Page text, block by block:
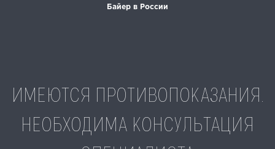
Байер в России
ИМЕЮТСЯ ПРОТИВОПОКАЗАНИЯ.
НЕОБХОДИМА КОНСУЛЬТАЦИЯ